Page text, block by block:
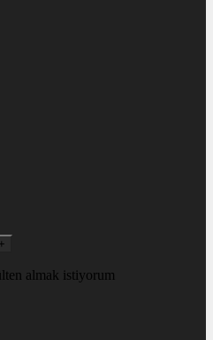
+
almak istiyorum